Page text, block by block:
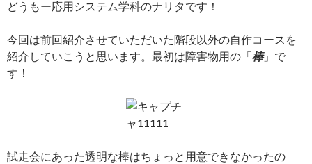
どうもー応用システム学科のナリタです！
今回は前回紹介させていただいた階段以外の自作コースを
紹介していこうと思います。最初は障害物用の「棒」で
す！
試走会にあった透明な棒はちょっと用意できなかったの